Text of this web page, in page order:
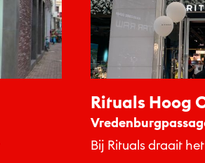
Rituals Hoog
Bij Rituals draait